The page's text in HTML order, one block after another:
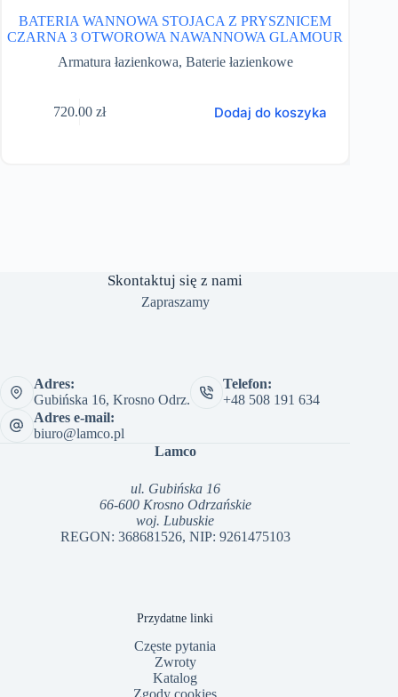
BATERIA WANNOWA STOJACA Z PRYSZNICEM
CZARNA 3 OTWOROWA NAWANNOWA GLAMOUR
Armatura łazienkowa, Baterie łazienkowe
720.00zł Dodaj do koszyka
Skontaktuj się z nami
Zapraszamy
Adres:
Gubińska 16, Krosno Odrz.
Telefon:
+48 508 191 634
Adres e-mail:
biuro@lamco.pl
Lamco
ul. Gubińska 16
66-600 Krosno Odrzańskie
woj. Lubuskie
REGON: 368681526, NIP: 9261475103
Przydatne linki
Częste pytania
Zwroty
Katalog
Zgody cookies